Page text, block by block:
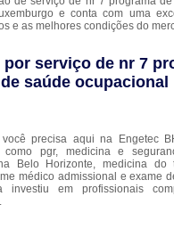
e conta com uma
e as melhores condições do
serviço de nr 7
saúde ocupacional
precisa aqui na Engetec
como pgr, medicina e
Belo Horizonte, medicina do
médico admissional e exame
investiu em profissionais